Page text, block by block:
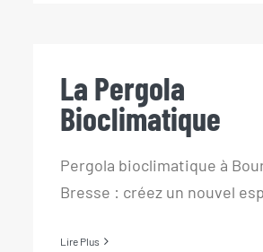
La Pergola
Bioclimatique
Pergola bioclimatique à
Bresse : créez un nouvel
Lire Plus